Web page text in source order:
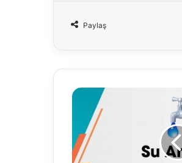
Paylaş
26.05.2023
Analiz
Raporu